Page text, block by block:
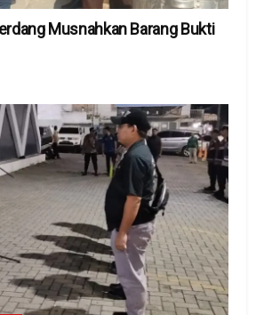
Musnahkan Barang Bukti